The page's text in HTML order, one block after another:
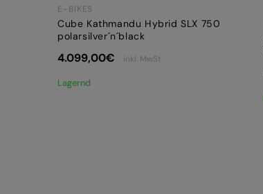
E-BIKES
Cube Kathmandu Hybrid SLX 750
polarsilver´n´black
4.099,00€ inkl. MwSt.
Lagernd